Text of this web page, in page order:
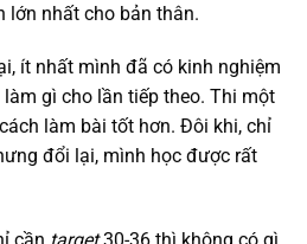
lớn nhất cho bản thân.
ít nhất mình đã có kinh nghiệm
gì cho lần tiếp theo. Thi một
làm bài tốt hơn. Đôi khi, chỉ
đổi lại, mình học được rất